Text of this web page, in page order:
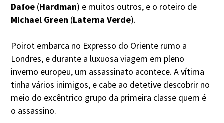
Dafoe (Hardman) e muitos outros, e o roteiro de
Michael Green (Laterna Verde).
Poirot embarca no Expresso do Oriente rumo a
Londres, e durante a luxuosa viagem em pleno
inverno europeu, um assassinato acontece. A vítima
tinha vários inimigos, e cabe ao detetive descobrir no
meio do excêntrico grupo da primeira classe quem é
o assassino.